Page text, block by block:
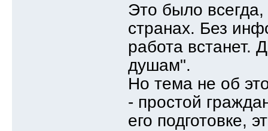
Это было всегда,
странах. Без
работа встанет.
душам".
Но тема не об
- простой
его подготовке,